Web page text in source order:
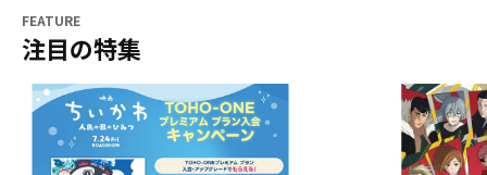
FEATURE
注目の特集